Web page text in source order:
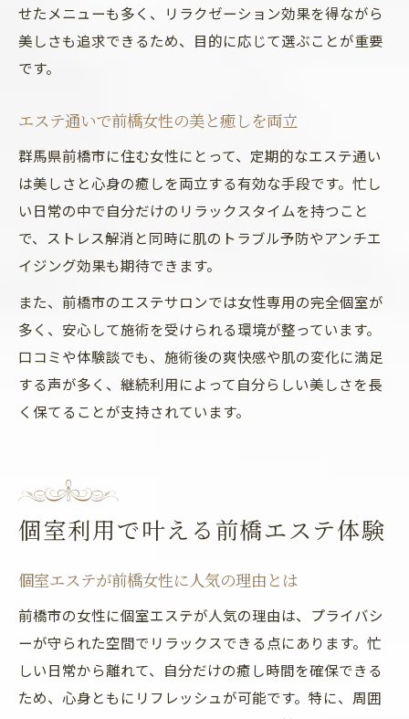
せたメニューも多く、リラクゼーション効果を得ながら
美しさも追求できるため、目的に応じて選ぶことが重要
です。
エステ通いで前橋女性の美と癒しを両立
群馬県前橋市に住む女性にとって、定期的なエステ通い
は美しさと心身の癒しを両立する有効な手段です。忙し
い日常の中で自分だけのリラックスタイムを持つこと
で、ストレス解消と同時に肌のトラブル予防やアンチエ
イジング効果も期待できます。
また、前橋市のエステサロンでは女性専用の完全個室が
多く、安心して施術を受けられる環境が整っています。
口コミや体験談でも、施術後の爽快感や肌の変化に満足
する声が多く、継続利用によって自分らしい美しさを長
く保てることが支持されています。
個室利用で叶える前橋エステ体験
個室エステが前橋女性に人気の理由とは
前橋市の女性に個室エステが人気の理由は、プライバシ
ーが守られた空間でリラックスできる点にあります。忙
しい日常から離れて、自分だけの癒し時間を確保できる
ため、心身ともにリフレッシュが可能です。特に、周囲